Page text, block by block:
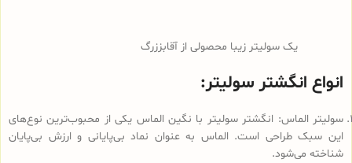
یک سولیتر زیبا محصولی از آقابززرگ
انواع انگشتر سولیتر:
سولیتر الماس: انگشتر سولیتر با نگین الماس یکی از محبوب‌ترین نوع‌های
این سبک طراحی است. الماس به عنوان نماد بی‌پایانی و ارزش بی‌پایان
شناخته می‌شود.